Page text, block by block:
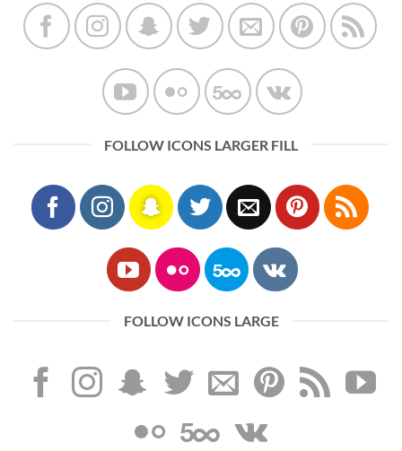
FOLLOW ICONS LARGER FILL
FOLLOW ICONS LARGE